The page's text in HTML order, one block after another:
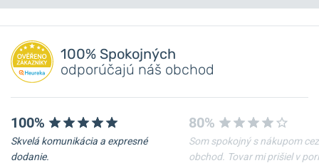
Máte otázku? Zanechajte nám komentár
Pridať dotaz
-10%
100% Spokojných
odporúčajú náš obchod
100%
Skvelá komunikácia a expresné
dodanie.
80%
Som spokojný s nákupom cez
obchod. Tovar mi prišiel v